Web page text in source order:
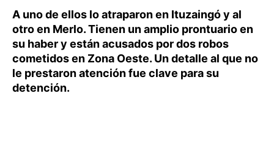
A uno de ellos lo atraparon en Ituzaingó y al
otro en Merlo. Tienen un amplio prontuario en
su haber y están acusados por dos robos
cometidos en Zona Oeste. Un detalle al que no
le prestaron atención fue clave para su
detención.